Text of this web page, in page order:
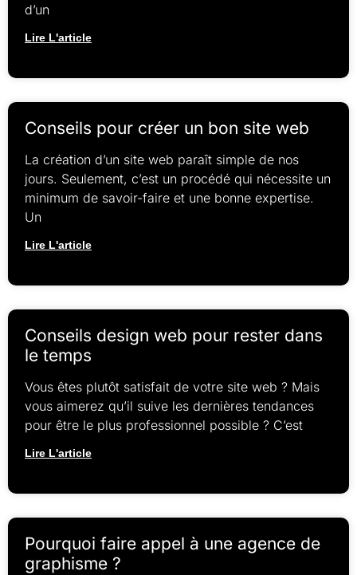
d’un
Lire L'article
Conseils pour créer un bon site web
La création d’un site web paraît simple de nos
jours. Seulement, c’est un procédé qui nécessite un
minimum de savoir-faire et une bonne expertise.
Un
Lire L'article
Conseils design web pour rester dans
le temps
Vous êtes plutôt satisfait de votre site web ? Mais
vous aimerez qu’il suive les dernières tendances
pour être le plus professionnel possible ? C’est
Lire L'article
Pourquoi faire appel à une agence de
graphisme ?